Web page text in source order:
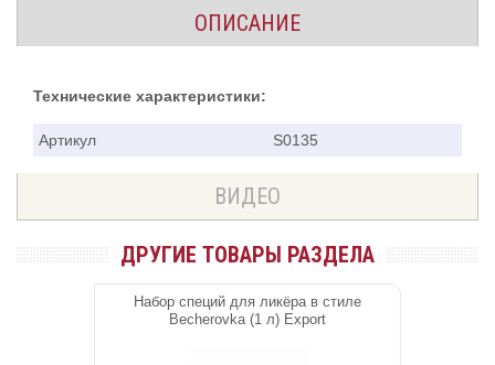
ОПИСАНИЕ
Технические характеристики:
Артикул S0135
ВИДЕО
ДРУГИЕ ТОВАРЫ РАЗДЕЛА
Набор специй для ликёра в стиле
Becherovka (1 л) Export